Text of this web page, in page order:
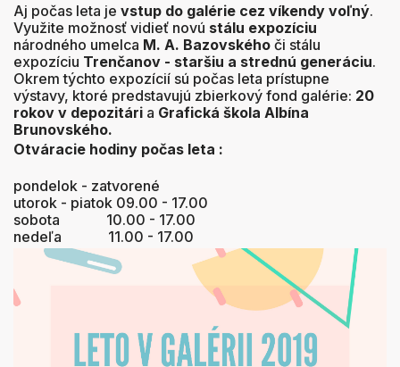
Aj počas leta je vstup do galérie cez víkendy voľný.
Využite možnosť vidieť novú stálu expozíciu
národného umelca M. A. Bazovského či stálu
expozíciu Trenčanov - staršiu a strednú generáciu.
Okrem týchto expozícií sú počas leta prístupne
výstavy, ktoré predstavujú zbierkový fond galérie: 20
rokov v depozitári a Grafická škola Albína
Brunovského.
Otváracie hodiny počas leta :
pondelok - zatvorené
utorok - piatok 09.00 - 17.00
sobota 10.00 - 17.00
nedeľa 11.00 - 17.00